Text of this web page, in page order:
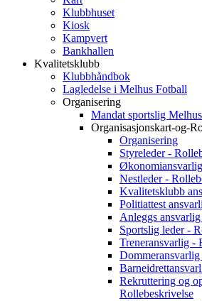
Klubbhuset
Kiosk
Kampvert
Bankhallen
Kvalitetsklubb
Klubbhåndbok
Lagledelse i Melhus Fotball
Organisering
Mandat sportslig
Organisasjonskart-og-
Organisering
Styreleder -
Nestleder -
Kvalitetsklubb
Politiattest
Anleggs
Sportslig leder -
Treneransvarlig -
Rekruttering og
Rollebeskrivelse